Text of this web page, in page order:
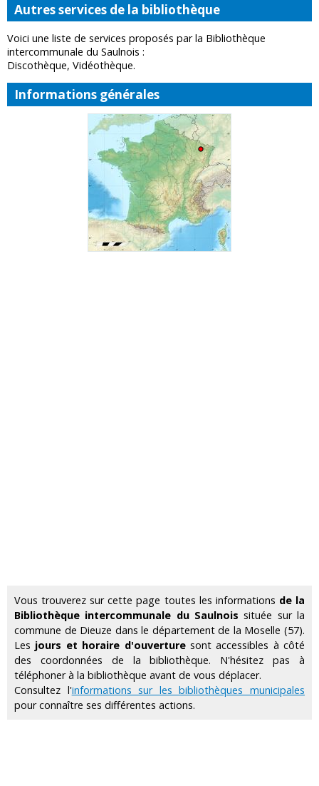
Autres services de la bibliothèque
Voici une liste de services proposés par la Bibliothèque
intercommunale du Saulnois :
Discothèque, Vidéothèque.
Informations générales
Vous trouverez sur cette page toutes les informations de la
Bibliothèque intercommunale du Saulnois située sur la
commune de Dieuze dans le département de la Moselle (57).
Les jours et horaire d'ouverturesont accessibles à côté
des coordonnées de la bibliothèque. N'hésitez pas à
téléphoner à la bibliothèque avant de vous déplacer.
Consultez l'informations sur les bibliothèques municipales
pour connaître ses différentes actions.